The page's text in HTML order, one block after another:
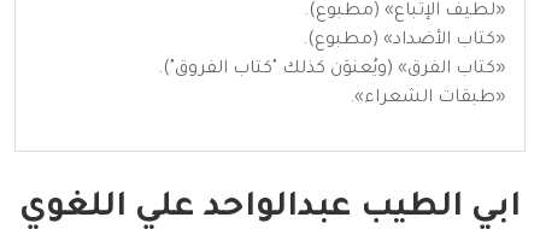
«لطيف الإتباع» (مطبوع).
«كتاب الأضداد» (مطبوع).
«كتاب الفرق» (ويُعنوَن كذلك "كتاب الفروق").
«طبقات الشعراء».
ابي الطيب عبدالواحد علي اللغوي